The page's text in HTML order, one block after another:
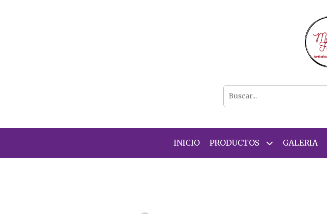
INICIO PRODUCTOS GALERIA